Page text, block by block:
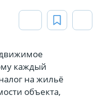
каждый
на жильё
объекта,